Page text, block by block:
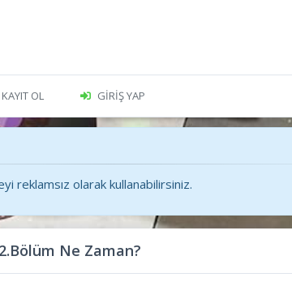
KAYIT OL GIRIŞ YAP
reklamsız olarak kullanabilirsiniz.
Ne Zaman?